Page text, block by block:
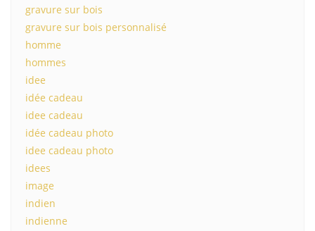
gravure sur bois
gravure sur bois personnalisé
homme
hommes
idee
idée cadeau
idee cadeau
idée cadeau photo
idee cadeau photo
idees
image
indien
indienne